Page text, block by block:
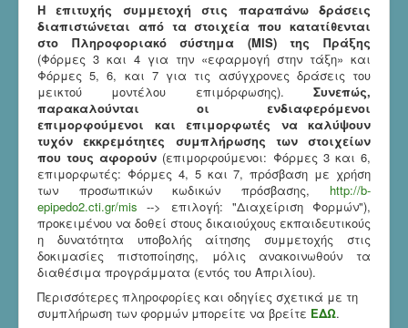
Η επιτυχής συμμετοχή στις παραπάνω δράσεις
διαπιστώνεται από τα στοιχεία που κατατίθενται
στο Πληροφοριακό σύστημα (MIS) της Πράξης
(Φόρμες 3 και 4 για την «εφαρμογή στην τάξη» και
Φόρμες 5, 6, και 7 για τις ασύγχρονες δράσεις του
μεικτού μοντέλου επιμόρφωσης). Συνεπώς,
παρακαλούνται οι ενδιαφερόμενοι
επιμορφούμενοι και επιμορφωτές να καλύψουν
τυχόν εκκρεμότητες συμπλήρωσης των στοιχείων
που τους αφορούν (επιμορφούμενοι: Φόρμες 3 και 6,
επιμορφωτές: Φόρμες 4, 5 και 7, πρόσβαση με χρήση
των προσωπικών κωδικών πρόσβασης, http://b-
epipedo2.cti.gr/mis --> επιλογή: "Διαχείριση Φορμών"),
προκειμένου να δοθεί στους δικαιούχους εκπαιδευτικούς
η δυνατότητα υποβολής αίτησης συμμετοχής στις
δοκιμασίες πιστοποίησης, μόλις ανακοινωθούν τα
διαθέσιμα προγράμματα (εντός του Απριλίου).
Περισσότερες πληροφορίες και οδηγίες σχετικά με τη
συμπλήρωση των φορμών μπορείτε να βρείτε ΕΔΩ.